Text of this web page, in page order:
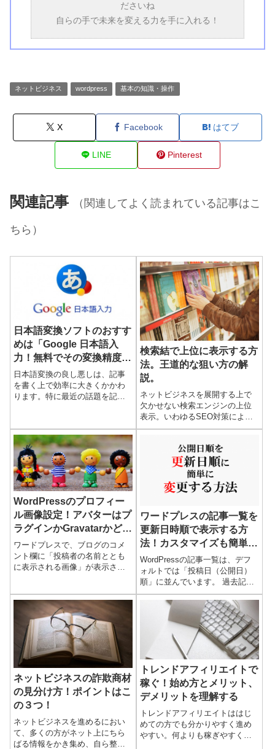
ださいね
自らの手で未来を変える力を手に入れる！
ネットビジネス wordpress 基本の知識・操作
X Facebook はてブ
LINE Pinterest
関連記事
（関連してよく読まれている記事はこ
ちら）
日本語変換ソフトのおすす
めは「Google 日本語入
力！無料でその変換精度が
凄すぎる
日本語変換の良し悪しは、記事
を書く上で効率に大きくかかわ
ります。特に最近の話題を記事
地名などを入力する場合も多
く、期待する変換候補が出なく
てイラ...
検索結で上位に表示する方
法。王道的な狙い方の解
説。
ネットビジネスを展開する上で
欠かせない検索エンジンの上位
表示。いわゆるSEO対策により
検索結果の上位表示を狙うわけ
すると、何をどうすればよいか
混乱する方も多いでしょう。過
WordPressのプロフィー
ル画像設定！アバターはプ
ラグインかGravatarかどち
らが良い？
ワードプレスで、ブログのコメ
ント欄に「投稿者の名前ととも
に表示される画像」が表示され
ル写真」で「アバター」と呼ば
れます。（自分の分身キャラや
画像...
ワードプレスの記事一覧を
更新日時順で表示する方
法！カスタマイズも簡単に
できる
WordPressの記事一覧は、デフ
ォルトでは「投稿日（公開日）
順」に並んでいます。 過去記事
のリライトに力を入れているブ
ログの場合、最新の情報を読者
に届けやすくするために「更新
日時（最終更新日）順」...
ネットビジネスの詐欺商材
の見分け方！ポイントはこ
の３つ！
ネットビジネスを進めるにおい
て、多くの方がネット上にちら
ばる情報をかき集め、自ら整理
トレンドアフィリエイトで
稼ぐ！始め方とメリット、
デメリットを理解する
トレンドアフィリエイトははじ
めての方でも分かりやすく進め
やすい。何よりも稼ぎやすく成